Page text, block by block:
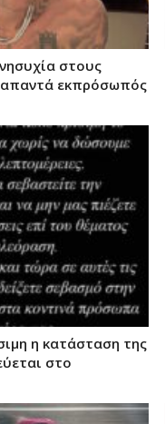
στους
απαντά εκπρόσωπός
η κατάσταση της
στο